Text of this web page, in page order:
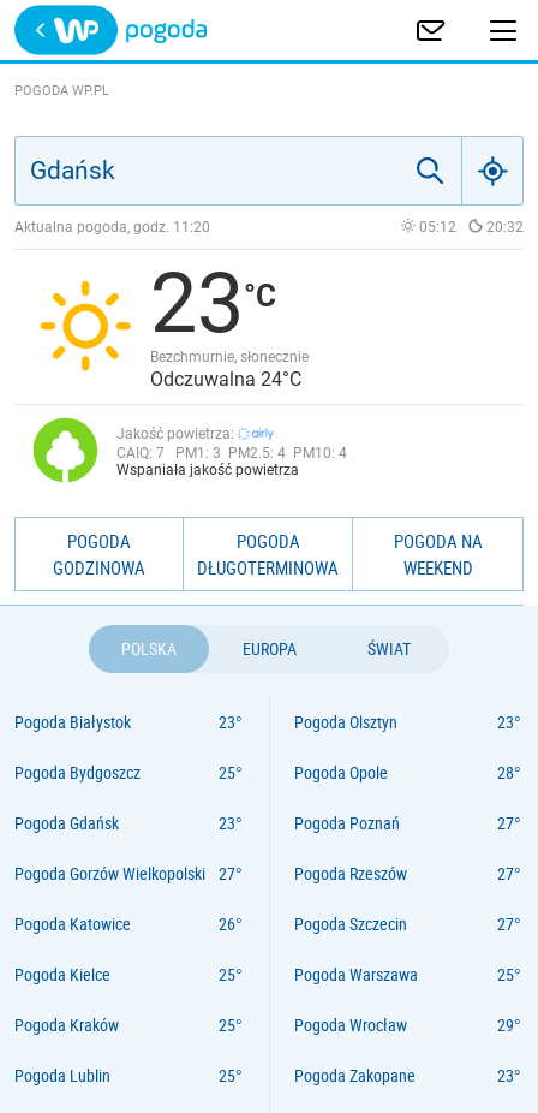
Trwa ładowanie
POLSKA
JAKOŚĆ POWIETRZA
POGODA WP.PL
Aktualna pogoda, godz. 11:20 05:12 20:32
23
Bezchmurnie, słonecznie
Odczuwalna 24°C
Jakość powietrza:
CAIQ: 7 PM1: 3 PM2.5: 4 PM10: 4
Wspaniała jakość powietrza
POGODA
GODZINOWA
POGODA
DŁUGOTERMINOWA
POGODA NA
WEEKEND
POLSKA EUROPA ŚWIAT
Pogoda Białystok
Pogoda Bydgoszcz
Pogoda Gdańsk
Pogoda Gorzów Wielkopolski
Pogoda Katowice
Pogoda Kielce
Pogoda Kraków
Pogoda Lublin
Pogoda Olsztyn
Pogoda Opole
Pogoda Poznań
Pogoda Rzeszów
Pogoda Szczecin
Pogoda Warszawa
Pogoda Wrocław
Pogoda Zakopane